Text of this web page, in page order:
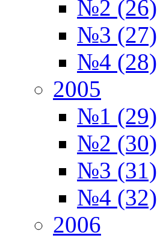
№2 (26)
№3 (27)
№4 (28)
2005
№1 (29)
№2 (30)
№3 (31)
№4 (32)
2006